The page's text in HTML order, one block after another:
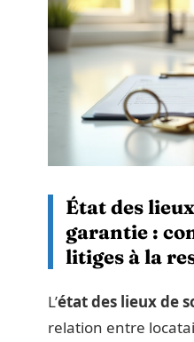
État des
garantie :
litiges à la
L’état des lieux de
relation entre